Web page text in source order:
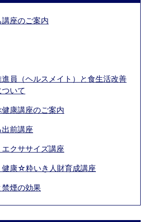
座のご案内
員（ヘルスメイト）と食生活改善
いて
康講座のご案内
前講座
クササイズ講座
康☆粋いき人財育成講座
煙の効果